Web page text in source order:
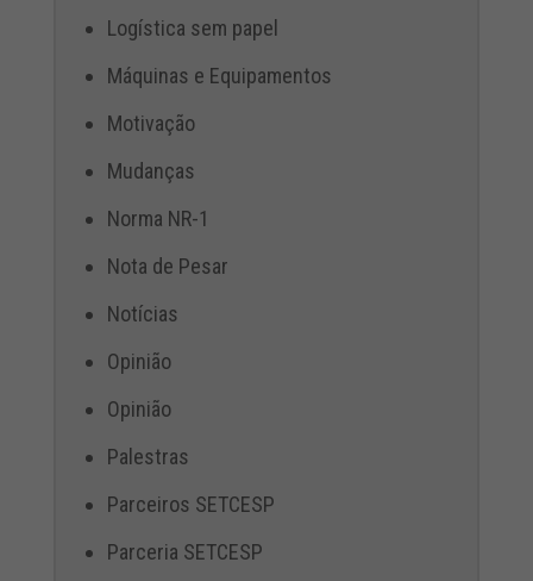
Logística sem papel
Máquinas e Equipamentos
Motivação
Mudanças
Norma NR-1
Nota de Pesar
Notícias
Opinião
Opinião
Palestras
Parceiros SETCESP
Parceria SETCESP